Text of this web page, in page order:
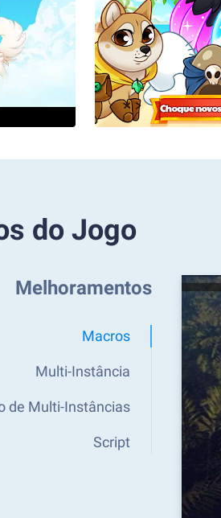
do Jogo
Melhoramentos
Macros
Multi-Instância
de Multi-Instâncias
Script